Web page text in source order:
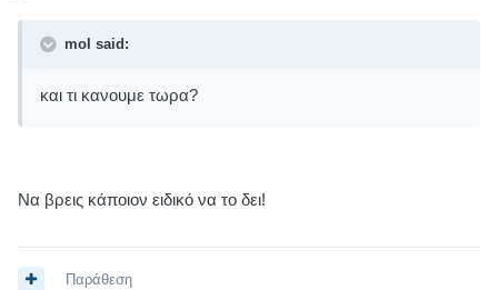
mol said:
και τι κανουμε τωρα?
Να βρεις κάποιον ειδικό να το δει!
Παράθεση